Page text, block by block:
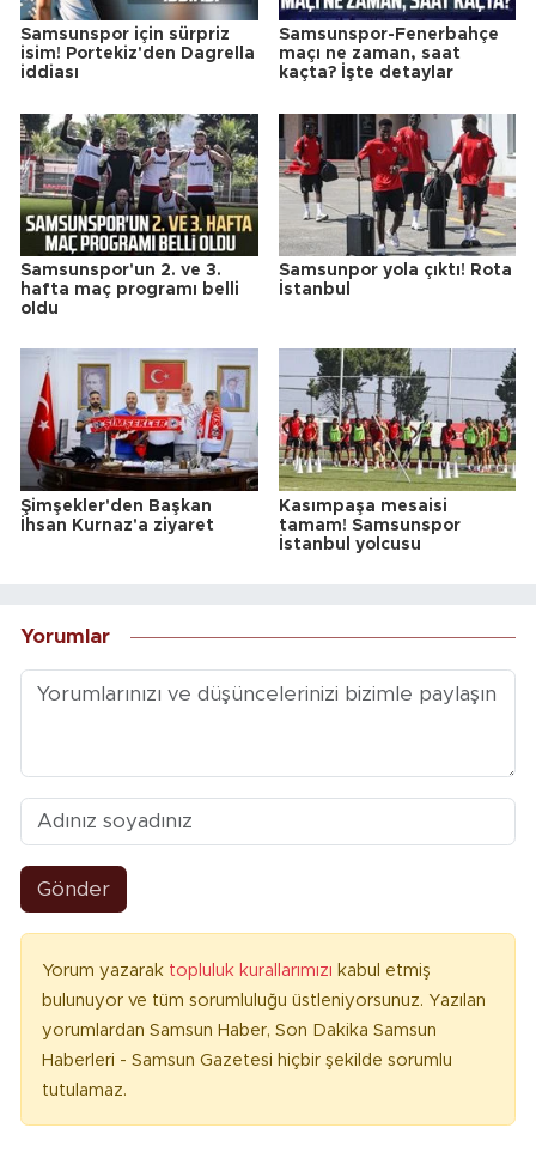
Samsunspor için sürpriz
isim! Portekiz'den Dagrella
iddiası
Samsunspor-Fenerbahçe
maçı ne zaman, saat
kaçta? İşte detaylar
Samsunspor'un 2. ve 3.
hafta maç programı belli
oldu
Samsunpor yola çıktı! Rota
İstanbul
Şimşekler'den Başkan
İhsan Kurnaz'a ziyaret
Kasımpaşa mesaisi
tamam! Samsunspor
İstanbul yolcusu
Yorumlar
Gönder
Yorum yazarak topluluk kurallarımızı kabul etmiş
bulunuyor ve tüm sorumluluğu üstleniyorsunuz. Yazılan
yorumlardan Samsun Haber, Son Dakika Samsun
Haberleri - Samsun Gazetesi hiçbir şekilde sorumlu
tutulamaz.